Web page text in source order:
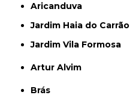
Aricanduva
Jardim Haia do Carrão
Jardim Vila Formosa
Artur Alvim
Brás